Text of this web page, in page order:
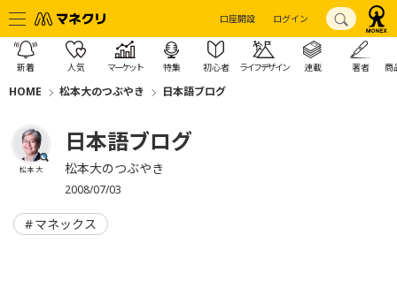
口座開設 ログイン
新着 人気 マーケット 特集 初心者 ライフデザイン 連載 著者 商
HOME 松本大のつぶやき 日本語ブログ
松本 大
日本語ブログ
松本大のつぶやき
2008/07/03
マネックス